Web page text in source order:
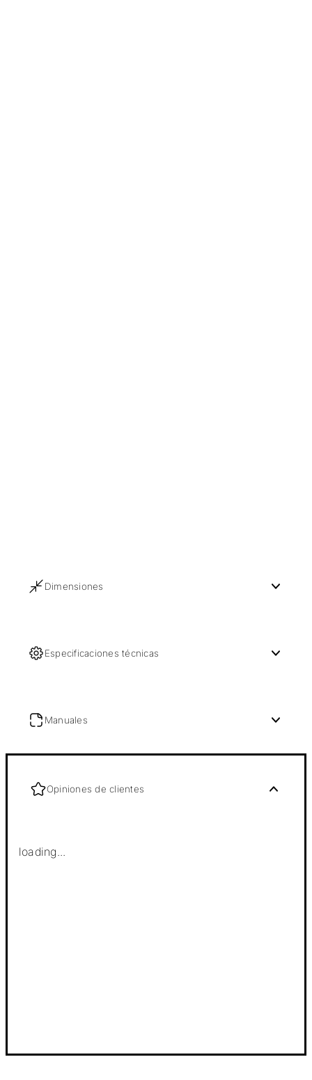
Dimensiones
Especificaciones técnicas
Manuales
Opiniones de clientes
loading...